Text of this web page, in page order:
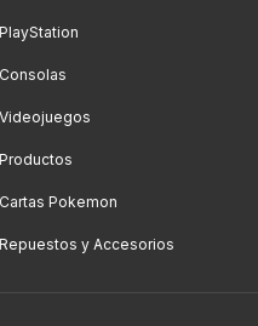
PlayStation
Consolas
Videojuegos
Productos
Cartas Pokemon
Repuestos y Accesorios